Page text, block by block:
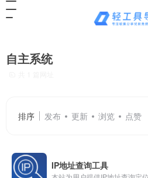
自主系统
排序 发布 更新 浏览 点赞
IP地址查询工具